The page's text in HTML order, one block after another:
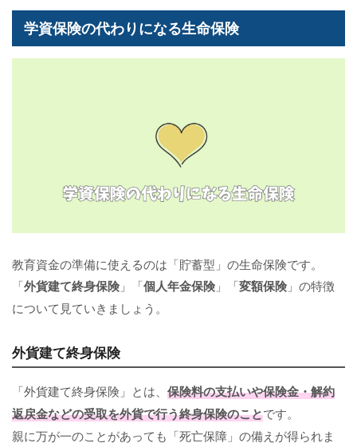
学資保険の代わりになる生命保険
教育資金の準備に使えるのは「貯蓄型」の生命保険です。
「外貨建て終身保険 」「個人年金保険 」「変額保険 」の特徴
について見ていきましょう。
外貨建て終身保険
「外貨建て終身保険」とは、 保険料の支払いや保険金・解約
返戻金などの受取を外貨で行う終身保険のことです。
親に万が一のことがあっても「死亡保障」の備えが得られま